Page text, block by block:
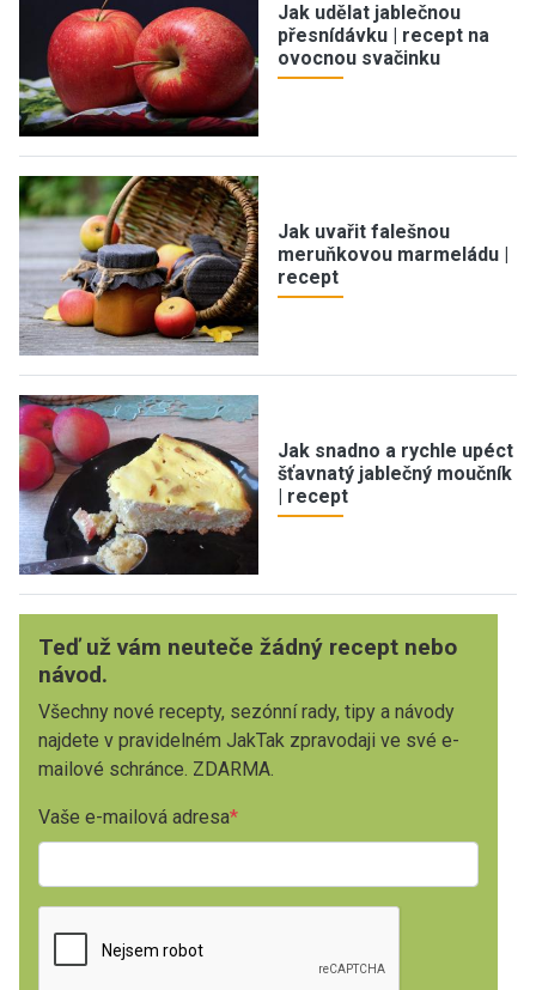
Jak udělat jablečnou
přesnídávku | recept na
ovocnou svačinku
Jak uvařit falešnou
meruňkovou marmeládu |
recept
Jak snadno a rychle upéct
šťavnatý jablečný moučník
| recept
Teď už vám neuteče žádný recept nebo
návod.
Všechny nové recepty, sezónní rady, tipy a návody
najdete v pravidelném JakTak zpravodaji ve své e-
mailové schránce. ZDARMA.
Vaše e-mailová adresa